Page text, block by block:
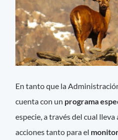
En tanto que la
cuenta con un programa
especie, a través del cual
acciones tanto para el